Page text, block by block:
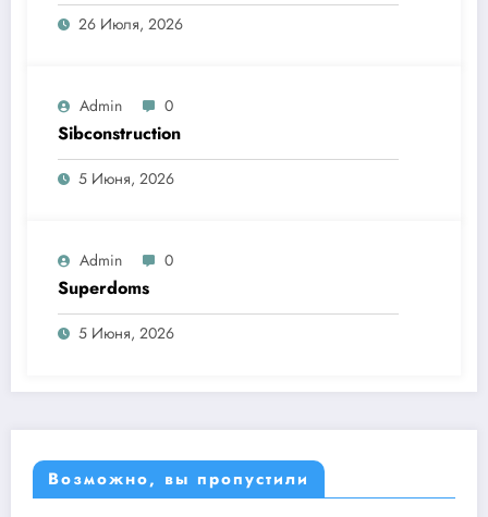
26 Июля, 2026
Admin 0
Sibconstruction
5 Июня, 2026
Admin 0
Superdoms
5 Июня, 2026
Возможно, вы пропустили